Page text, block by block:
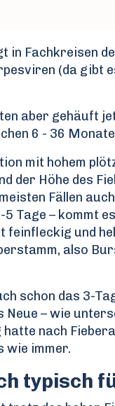
in Fachkreisen
(da gibt
aber gehäuft
6 - 36
mit hohem
der Höhe des
Fällen
Tage – kommt
feinfleckig und
also
schon das 3-
– wie
nach
wie immer.
typisch